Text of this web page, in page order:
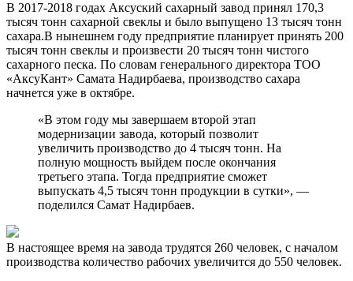
В 2017-2018 годах Аксуский сахарный завод принял 170,3
тысяч тонн сахарной свеклы и было выпущено 13 тысяч тонн
сахара.В нынешнем году предприятие планирует принять 200
тысяч тонн свеклы и произвести 20 тысяч тонн чистого
сахарного песка. По словам генерального директора ТОО
«АксуКант» Самата Надирбаева, производство сахара
начнется уже в октябре.
«В этом году мы завершаем второй этап
модернизации завода, который позволит
увеличить производство до 4 тысяч тонн. На
полную мощность выйдем после окончания
третьего этапа. Тогда предприятие сможет
выпускать 4,5 тысяч тонн продукции в сутки», —
поделился Самат Надирбаев.
В настоящее время на завода трудятся 260 человек, с началом
производства количество рабочих увеличится до 550 человек.